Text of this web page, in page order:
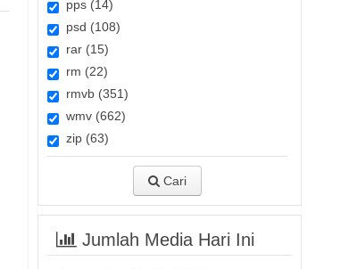
pps (14)
psd (108)
rar (15)
rm (22)
rmvb (351)
wmv (662)
zip (63)
Cari
Jumlah Media Hari Ini